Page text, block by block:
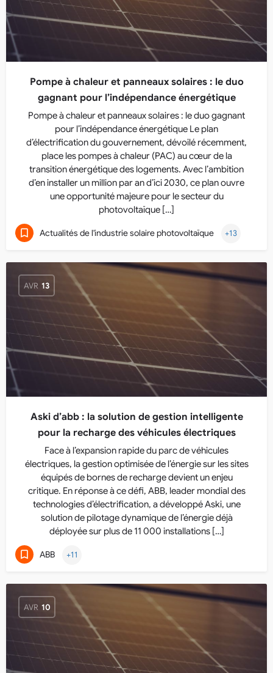
Pompe à chaleur et panneaux solaires : le duo
gagnant pour l’indépendance énergétique
Pompe à chaleur et panneaux solaires : le duo gagnant
pour l’indépendance énergétique Le plan
d’électrification du gouvernement, dévoilé récemment,
place les pompes à chaleur (PAC) au cœur de la
transition énergétique des logements. Avec l’ambition
d’en installer un million par an d’ici 2030, ce plan ouvre
une opportunité majeure pour le secteur du
photovoltaïque […]
Actualités de l'industrie solaire photovoltaïque +13
AVR 13
Aski d’abb : la solution de gestion intelligente
pour la recharge des véhicules électriques
Face à l’expansion rapide du parc de véhicules
électriques, la gestion optimisée de l’énergie sur les sites
équipés de bornes de recharge devient un enjeu
critique. En réponse à ce défi, ABB, leader mondial des
technologies d’électrification, a développé Aski, une
solution de pilotage dynamique de l’énergie déjà
déployée sur plus de 11 000 installations […]
ABB +11
AVR 10